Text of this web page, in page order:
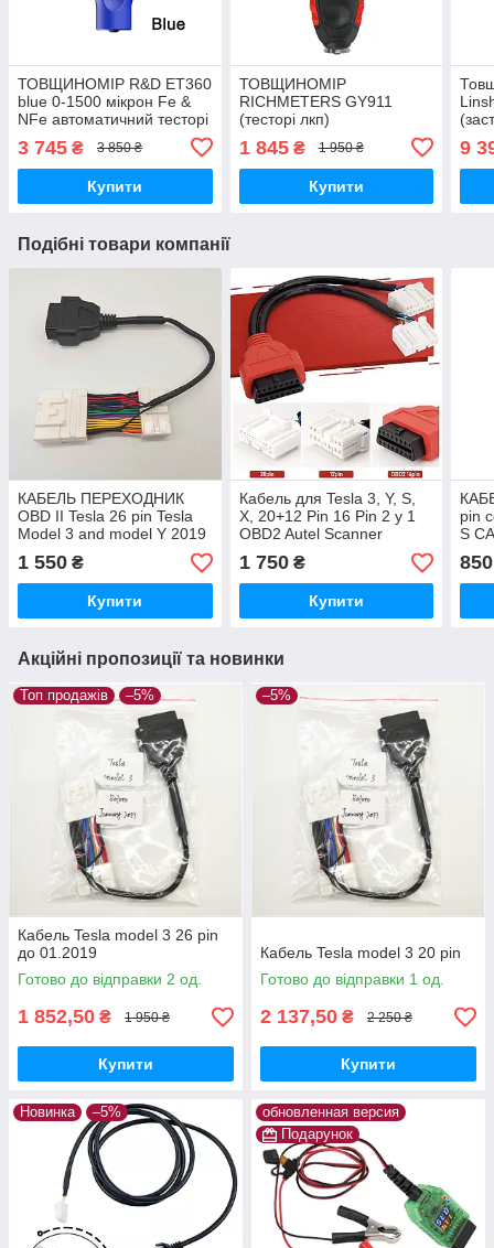
ТОВЩИНОМІР R&D ET360
blue 0-1500 мікрон Fe &
NFe автоматичний тесторі
3 745 ₴ 3 850 ₴
Купити
ТОВЩИНОМІР
RICHMETERS GY911
(тесторі лкп)
1 845₴ 1 950 ₴
Купити
Fe
9
Подібні товари компанії
КАБЕЛЬ ПЕРЕХОДНИК
OBD II Tesla 26 pin Tesla
Model 3 and model Y 2019
+
1 550 ₴
Купити
Кабель для Tesla 3, Y, S,
X, 20+12 Pin 16 Pin 2 у 1
OBD2 Autel Scanner
MaxiSys Ultra Elite
1 750₴
Купити
pin
S
850
Акційні пропозиції та новинки
Топ продажів –5%
Кабель Tesla model 3 26 pin
до 01.2019
Готово до відправки 2 од.
1 852,50 ₴ 1 950 ₴
Купити
–5%
Кабель Tesla model 3 20 pin
Готово до відправки 1 од.
2 137,50 ₴ 2 250 ₴
Купити
Новинка –5%
обновленная версия
Подарунок